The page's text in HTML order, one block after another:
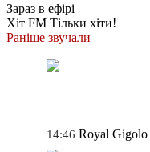
Зараз в ефірі
Хіт FM Тільки хіти!
Раніше звучали
14:46 Royal Gigolo